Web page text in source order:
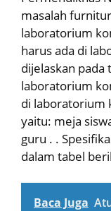
masalah
laboratorium
harus ada di
dijelaskan pada
laboratorium
di laboratorium
yaitu: meja
guru . .
dalam tabel
Baca Juga